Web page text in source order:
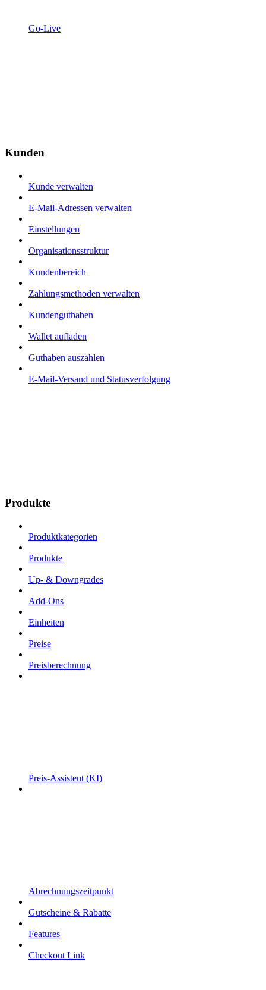
Go-Live
Kunden
Kunde verwalten
E-Mail-Adressen verwalten
Einstellungen
Organisationsstruktur
Kundenbereich
Zahlungsmethoden verwalten
Kundenguthaben
Wallet aufladen
Guthaben auszahlen
E-Mail-Versand und Statusverfolgung
Produkte
Produktkategorien
Produkte
Up- & Downgrades
Add-Ons
Einheiten
Preise
Preisberechnung
Preis-Assistent (KI)
Abrechnungszeitpunkt
Gutscheine & Rabatte
Features
Checkout Link